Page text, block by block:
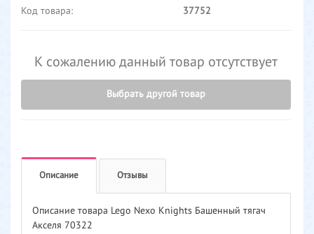
Код товара:
37752
К сожалению данный товар отсутствует
Выбрать другой товар
Описание Отзывы
Описание товара Lego Nexo Knights Башенный тягач
Акселя 70322